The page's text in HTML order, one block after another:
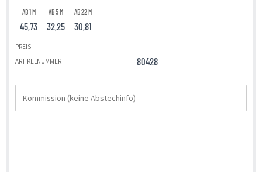
AB 1 M
45,73
AB 5 M
32,25
AB 22 M
30,81
PREIS
ARTIKELNUMMER
80428